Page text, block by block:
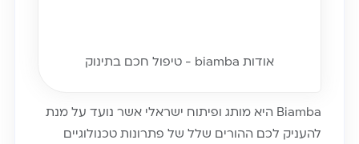
אודות biamba - טיפול חכם בתינוק
Biamba היא מותג ופיתוח ישראלי אשר נועד על מנת
להעניק לכם ההורים שלל של פתרונות טכנולוגיים